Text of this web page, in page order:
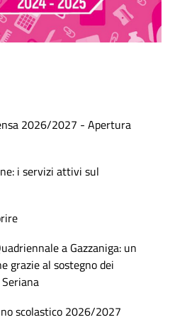
2026/2027 - Apertura
i servizi attivi sul
a Gazzaniga: un
grazie al sostegno dei
scolastico 2026/2027